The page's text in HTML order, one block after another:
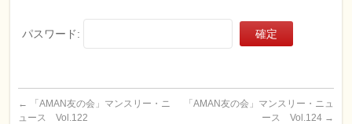
パスワード:
←
「AMAN友の会」マンスリー・ニ
ュース Vol.122
「AMAN友の会」マンスリー・ニュ
ース Vol.124 →